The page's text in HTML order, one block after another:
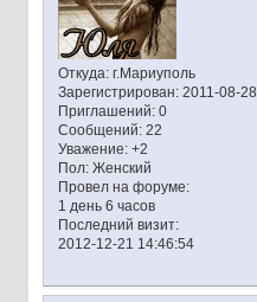
Откуда:г.Мариуполь
Зарегистрирован: 2011-08-28
Приглашений:0
Сообщений:22
Уважение: +2
Пол:Женский
Провел на форуме:
1 день 6 часов
Последний визит:
2012-12-21 14:46:54